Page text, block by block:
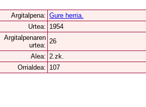
Argitalpena: Gure herria.
Urtea: 1954
Argitalpenaren
urtea:
26
Alea: 2.zk.
Orrialdea: 107